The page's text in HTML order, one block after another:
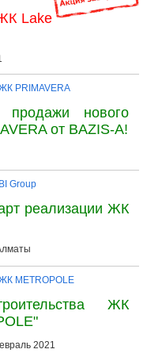
Lake
PRIMAVERA
продажи нового
от BAZIS-A!
BI Group
реализации ЖК
METROPOLE
ЖК
2021